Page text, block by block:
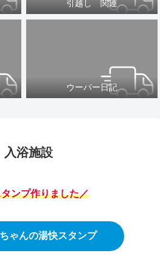
引越し 関連
ウーバー日記
浴施設
ンプ作りました／
ゃんの湯快スタンプ